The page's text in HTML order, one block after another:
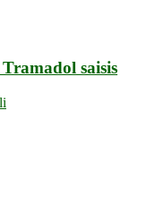
saisis